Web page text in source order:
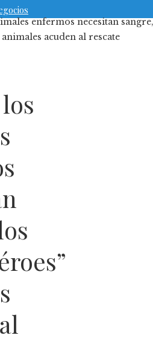
enfermos necesitan
animales acuden al rescate